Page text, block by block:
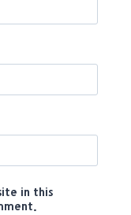
in this